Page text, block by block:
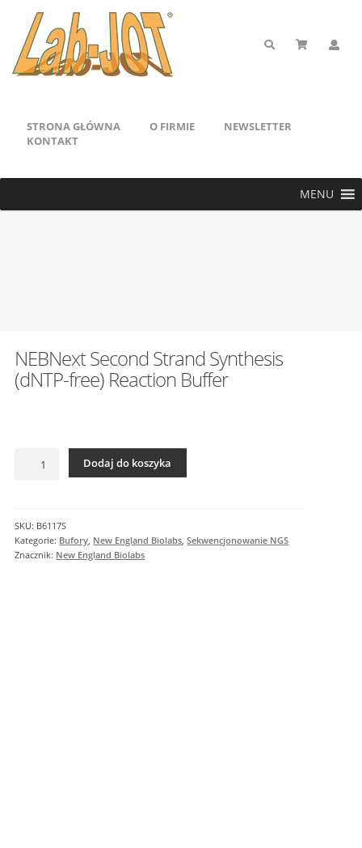
STRONA GŁÓWNA O FIRMIE
NEWSLETTER
KONTAKT
MENU
NEBNext Second Strand Synthesis
(dNTP-free) Reaction Buffer
NEBNext
Synthesis
(dNTP-
free)
Dodaj do koszyka
SKU: B6117S
Kategorie: Bufory New England Biolabs ,Sekwencjonowanie NGS
Znacznik: New England Biolabs